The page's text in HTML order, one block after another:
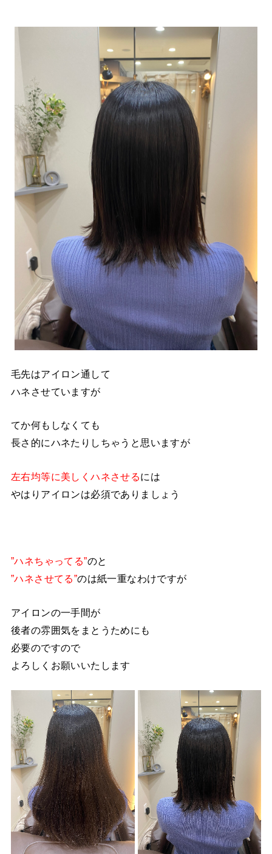
毛先はアイロン通して
ハネさせていますが
てか何もしなくても
長さ的にハネたりしちゃうと思いますが
左右均等に美しくハネさせるには
やはりアイロンは必須でありましょう
”ハネちゃってる”のと
”ハネさせてる”のは紙一重なわけですが
アイロンの一手間が
後者の雰囲気をまとうためにも
必要のですので
よろしくお願いいたします